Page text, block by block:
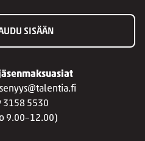
SISÄÄN
3158 5530
9.00–12.00)